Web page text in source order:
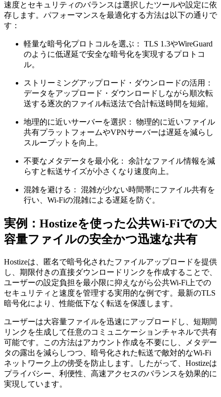
速度とセキュリティのバランスは選択したツールや設定に依
存します。パフォーマンスを最適化する方法は以下の通りで
す：
軽量な暗号化プロトコルを選ぶ：
TLS 1.3やWireGuard
のように低遅延で安全な暗号化を実現するプロトコ
ル。
ストリーミングアップロード・ダウンロードの活用：
データをアップロード・ダウンロードしながら順次転
送する逐次的ファイル転送法で合計転送時間を短縮。
地理的に近いサーバーを選択：
物理的に近いファイル
共有プラットフォームやVPNサーバーは遅延を減らし
スループットを向上。
不要なメタデータを最小化：
余計なファイル情報を減
らすと転送サイズが小さくなり速度向上。
混雑を避ける：
混雑が少ない時間帯にファイル共有を
行い、Wi-Fiの混雑による遅延を防ぐ。
実例：Hostizeを使った公共Wi-Fiでの大
容量ファイルの安全かつ迅速な共有
Hostizeは、匿名で暗号化されたファイルアップロードを提供
し、期限付きの直接ダウンロードリンクを作成することで、
ユーザーの設定負担を最小限に抑えながら公共Wi-Fi上での
セキュリティと速度を管理する実用的な例です。最新のTLS
暗号化により、性能低下なく転送を保護します。
ユーザーは大容量ファイルを迅速にアップロードし、短期間
リンクを生成して任意のコミュニケーションチャネルで共有
可能です。この方法はアカウント作成を不要にし、メタデー
タの露出を減らしつつ、暗号化された転送で敵対的なWi-Fi
ネットワーク上の傍受を防止します。したがって、Hostizeは
プライバシー、利便性、高速アクセスのバランスを効果的に
実現しています。